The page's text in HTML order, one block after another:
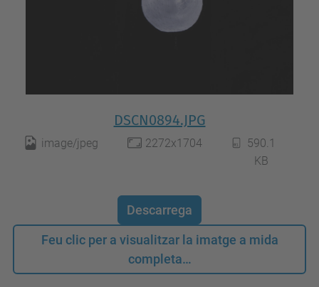
DSCN0894.JPG
image/jpeg 2272x1704
590.1
KB
Descarrega
Feu clic per a visualitzar la imatge a mida
completa…